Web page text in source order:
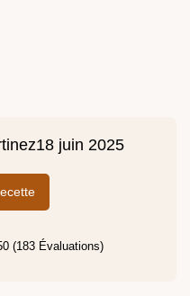
18 juin 2025
(183 Évaluations)